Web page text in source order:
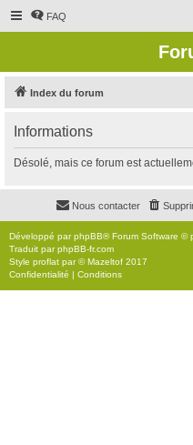
FAQ
Index du forum
Informations
Désolé, mais ce forum est
Nous contacter
Développé parphpBB® Forum Software ©
Traduit parphpBB-fr.com
Style proflat par ©Mazeltof 2017
Confidentialité | Conditions